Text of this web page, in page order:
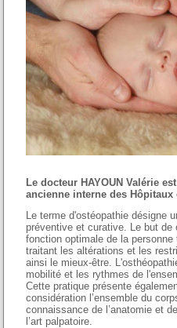
Le docteur HAYOUN Valérie
ancienne interne des Hôpitaux
Le terme d'ostéopathie désigne
préventive et curative. Le but
fonction optimale de la
traitant les altérations et les
ainsi le mieux-être.
mobilité et les rythmes de
Cette pratique présente
considération l’ensemble du
connaissance de l’anatomie et
l’art palpatoire.